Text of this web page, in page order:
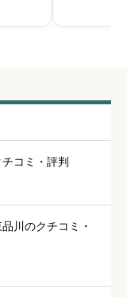

コミ・評判
川のクチコミ・